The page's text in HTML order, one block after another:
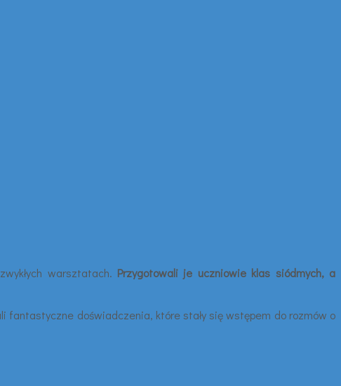
warsztatach. Przygotowali je uczniowie klas siódmych, a
fantastyczne doświadczenia, które stały się wstępem do rozmów o